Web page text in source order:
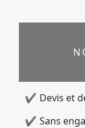
Devis et
Sans